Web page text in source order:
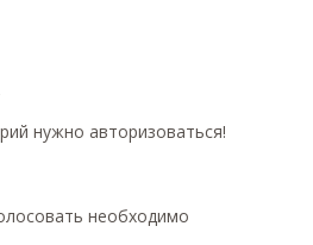
нужно авторизоваться!
необходимо